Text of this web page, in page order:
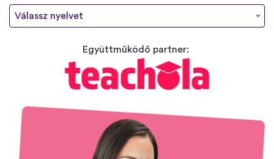
Válassz nyelvet
Együttműködő partner: